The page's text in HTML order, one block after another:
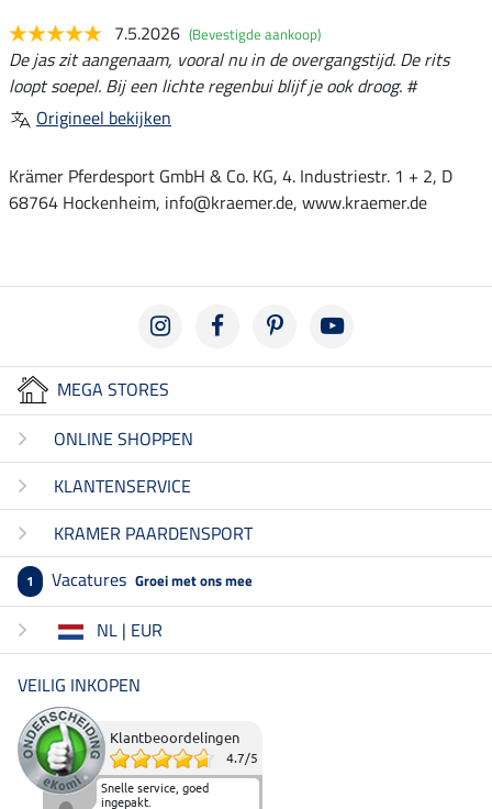
7.5.2026 (Bevestigde aankoop)
De jas zit aangenaam, vooral nu in de overgangstijd. De rits
loopt soepel. Bij een lichte regenbui blijf je ook droog. #
Origineel bekijken
Krämer Pferdesport GmbH & Co. KG, 4. Industriestr. 1 + 2, D
68764 Hockenheim, info@kraemer.de, www.kraemer.de
MEGA STORES
ONLINE SHOPPEN
KLANTENSERVICE
KRAMER PAARDENSPORT
1 Vacatures Groei met ons mee
NL | EUR
VEILIG INKOPEN
Klantbeoordelingen
4.7/5
Snelle service, goed
ingepakt.